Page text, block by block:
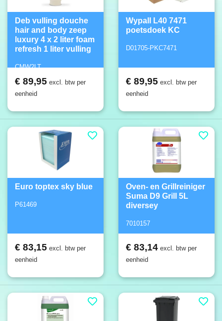
Deb vulling douche
hair and body zeep
luxury 4 x 2 liter foam
refresh 1 liter vulling
CMW2LT
€ 89,95 excl. btw per
eenheid
Wypall L40 7471
poetsdoek KC
D01705-PKC7471
€ 89,95 excl. btw per
eenheid
Euro toptex sky blue
P61469
€ 83,15 excl. btw per
eenheid
Oven- en Grillreiniger
Suma D9 Grill 5L
diversey
7010157
€ 83,14 excl. btw per
eenheid